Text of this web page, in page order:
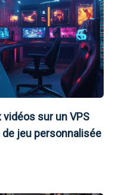
sur un VPS
jeu personnalisée